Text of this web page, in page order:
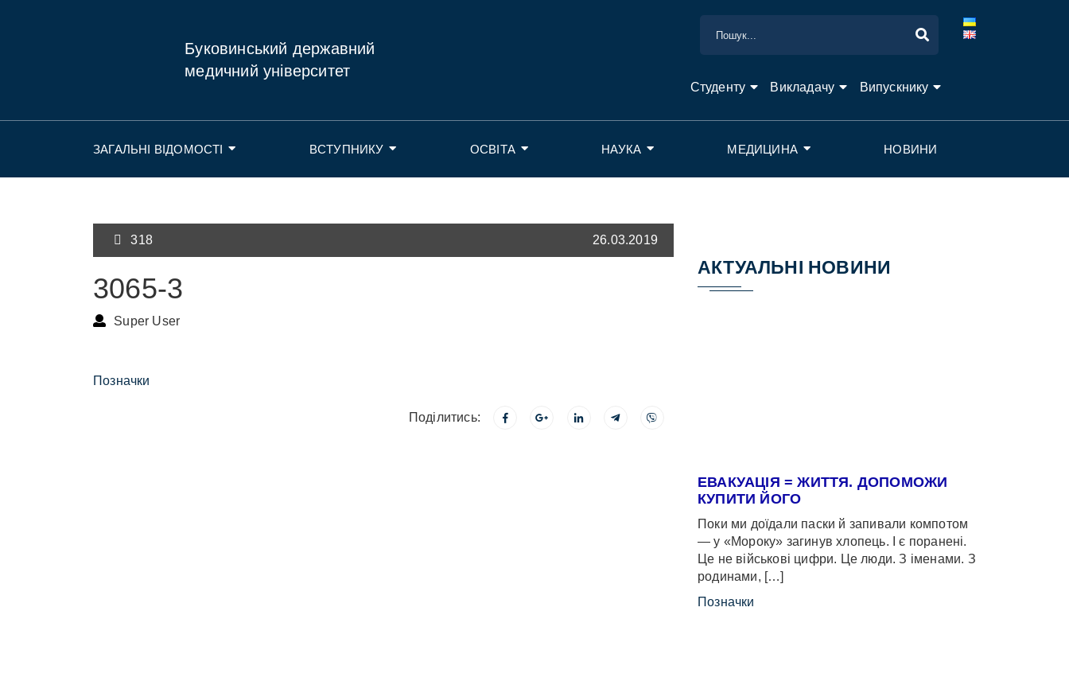
Буковинський державний
медичний університет
Студенту Викладачу Випускнику
ЗАГАЛЬНІ ВІДОМОСТІ ВСТУПНИКУ ОСВІТА НАУКА МЕДИЦИНА НОВИНИ
318 26.03.2019
3065-3
Super User
Позначки
Поділитись:
АКТУАЛЬНІ НОВИНИ
ЕВАКУАЦІЯ = ЖИТТЯ. ДОПОМОЖИ
КУПИТИ ЙОГО
Поки ми доїдали паски й запивали компотом
— у «Мороку» загинув хлопець. І є поранені.
Це не військові цифри. Це люди. З іменами. З
родинами, […]
Позначки